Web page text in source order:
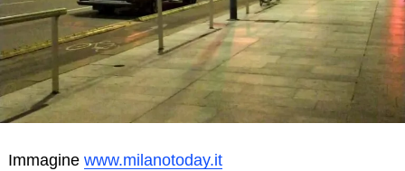
Immagine www.milanotoday.it